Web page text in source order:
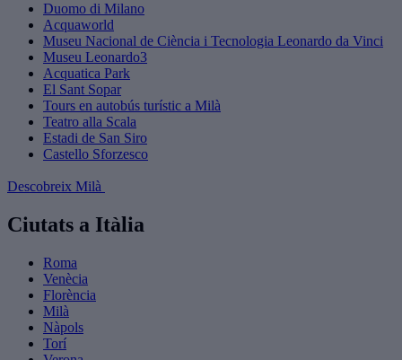
Duomo di Milano
Acquaworld
Museu Nacional de Ciència i Tecnologia Leonardo da Vinci
Museu Leonardo3
Acquatica Park
El Sant Sopar
Tours en autobús turístic a Milà
Teatro alla Scala
Estadi de San Siro
Castello Sforzesco
Descobreix Milà
Ciutats a Itàlia
Roma
Venècia
Florència
Milà
Nàpols
Torí